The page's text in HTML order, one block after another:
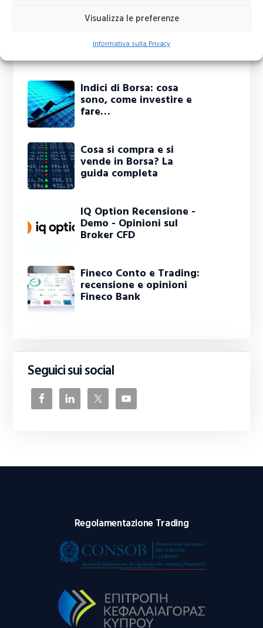
Visualizza le preferenze
Informativa sulla Privacy
Ti potrebbero interessare
Indici di Borsa: cosa
sono, come investire e
fare…
Cosa si compra e si
vende in Borsa? La
guida completa
IQ Option Recensione -
Demo - Opinioni sul
Broker CFD
Fineco Conto e Trading:
recensione e opinioni
Fineco Bank
Seguici sui social
Regolamentazione Trading